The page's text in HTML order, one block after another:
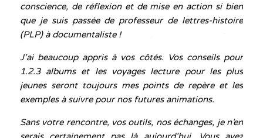
conscience, de réflexion et de mise en action si bien
que je suis passée de professeur de lettres-histoire
(PLP) à documentaliste !
J’ai beaucoup appris à vos côtés. Vos conseils pour
1.2.3 albums et les voyages lecture pour les plus
jeunes seront toujours mes points de repère et les
exemples à suivre pour nos futures animations.
Sans votre rencontre, vos outils, nos échanges, je n’en